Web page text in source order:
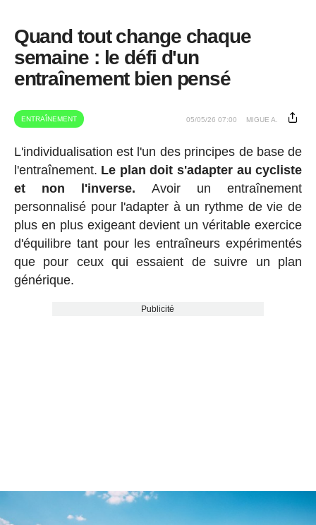
Quand tout change chaque
semaine : le défi d'un
entraînement bien pensé
ENTRAÎNEMENT 05/05/26 07:00 MIGUE A.
L'individualisation est l'un des principes de base de
l'entraînement. Le plan doit s'adapter au cycliste
et non l'inverse. Avoir un entraînement
personnalisé pour l'adapter à un rythme de vie de
plus en plus exigeant devient un véritable exercice
d'équilibre tant pour les entraîneurs expérimentés
que pour ceux qui essaient de suivre un plan
générique.
Publicité